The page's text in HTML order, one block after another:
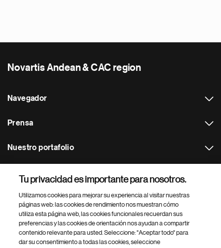
Novartis Andean & CAC region
Navegador
Prensa
Nuestro portafolio
Footer Site Search
Tu privacidad es importante para nosotros.
Utilizamos cookies para mejorar su experiencia al visitar nuestras
páginas web: las cookies de rendimiento nos muestran cómo
utiliza esta página web, las cookies funcionales recuerdan sus
preferencias y las cookies de orientación nos ayudan a compartir
contenido relevante para usted. Seleccione: "Aceptar todo" para
dar su consentimiento a todas las cookies, seleccione